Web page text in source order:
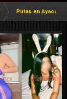
Putas en